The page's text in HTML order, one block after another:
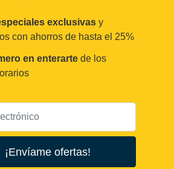
exclusivas y
con ahorros de hasta el 25%
en enterarte de los
¡Envíame ofertas!